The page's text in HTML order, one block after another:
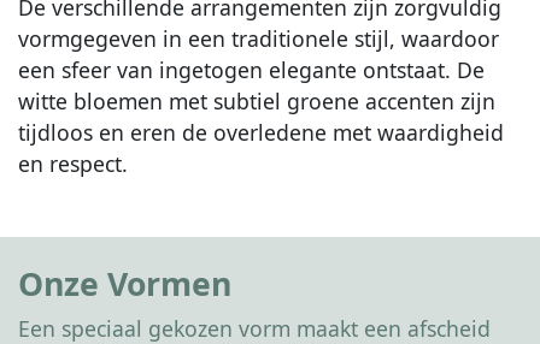
De verschillende arrangementen zijn zorgvuldig
vormgegeven in een traditionele stijl, waardoor
een sfeer van ingetogen elegante ontstaat. De
witte bloemen met subtiel groene accenten zijn
tijdloos en eren de overledene met waardigheid
en respect.
Onze Vormen
Een speciaal gekozen vorm maakt een afscheid